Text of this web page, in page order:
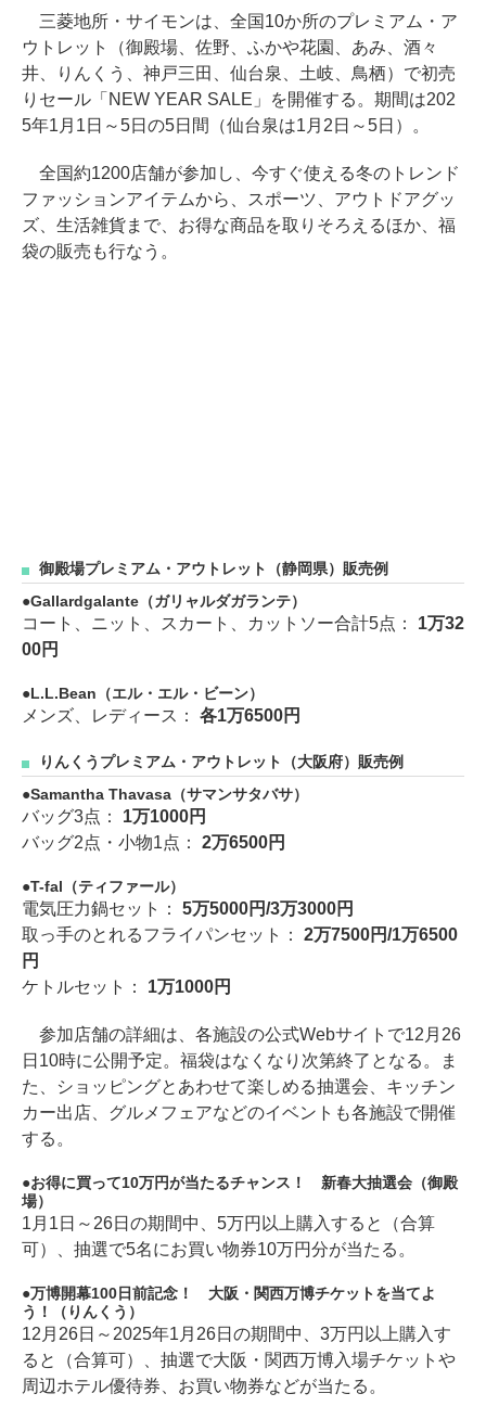
三菱地所・サイモンは、全国10か所のプレミアム・ア
ウトレット（御殿場、佐野、ふかや花園、あみ、酒々
井、りんくう、神戸三田、仙台泉、土岐、鳥栖）で初売
りセール「NEW YEAR SALE」を開催する。期間は202
5年1月1日～5日の5日間（仙台泉は1月2日～5日）。
全国約1200店舗が参加し、今すぐ使える冬のトレンド
ファッションアイテムから、スポーツ、アウトドアグッ
ズ、生活雑貨まで、お得な商品を取りそろえるほか、福
袋の販売も行なう。
御殿場プレミアム・アウトレット（静岡県）販売例
Gallardgalante（ガリャルダガランテ）
コート、ニット、スカート、カットソー合計5点：
1万32
00円
L.L.Bean（エル・エル・ビーン）
メンズ、レディース： 各1万6500円
りんくうプレミアム・アウトレット（大阪府）販売例
Samantha Thavasa（サマンサタバサ）
バッグ3点：
1万1000円
バッグ2点・小物1点：
2万6500円
T-fal（ティファール）
電気圧力鍋セット：
5万5000円/3万3000円
取っ手のとれるフライパンセット：
2万7500円/1万6500
円
ケトルセット：
1万1000円
参加店舗の詳細は、各施設の公式Webサイトで12月26
日10時に公開予定。福袋はなくなり次第終了となる。ま
た、ショッピングとあわせて楽しめる抽選会、キッチン
カー出店、グルメフェアなどのイベントも各施設で開催
する。
お得に買って10万円が当たるチャンス！ 新春大抽選会（御殿
場）
1月1日～26日の期間中、5万円以上購入すると（合算
可）、抽選で5名にお買い物券10万円分が当たる。
万博開幕100日前記念！ 大阪・関西万博チケットを当てよ
う！（りんくう）
12月26日～2025年1月26日の期間中、3万円以上購入す
ると（合算可）、抽選で大阪・関西万博入場チケットや
周辺ホテル優待券、お買い物券などが当たる。